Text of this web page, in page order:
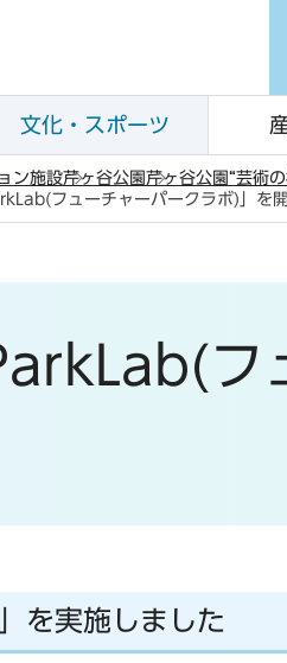
文化・スポーツ
ン施設芹ヶ谷公園芹ヶ谷公園“芸術
フューチャーパークラボ)」を開
フ
を実施しました